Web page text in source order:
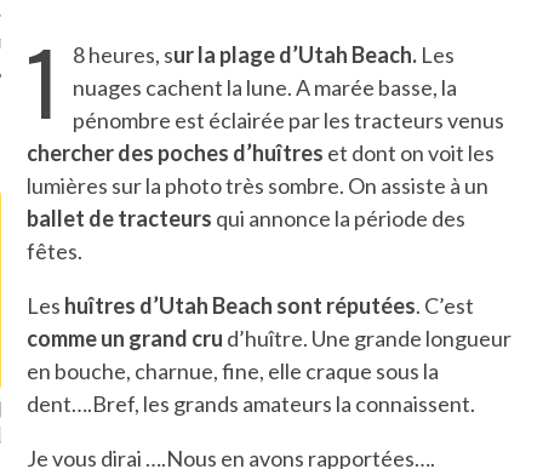
LA PHOTO
ATTACHÉS À LA
DE L’AMBASSADE
À PARIS. POURQUOI
UN GRONDIN FOURRÉ AUX
LARDONS DANS LA HALLE
1 8 heures, sur la plage d’Utah Beach. Les
nuages cachent la lune. A marée basse, la
pénombre est éclairée par les tracteurs venus
chercher des poches d’huîtres et dont on voit les
lumières sur la photo très sombre. On assiste à un
ballet de tracteurs qui annonce la période des
fêtes.
Les huîtres d’Utah Beach sont réputées. C’est
comme un grand cru d’huître. Une grande longueur
en bouche, charnue, fine, elle craque sous la
dent….Bref, les grands amateurs la connaissent.
Je vous dirai ….Nous en avons rapportées….